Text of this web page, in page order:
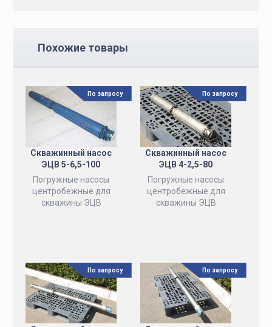
Похожие товары
Скважинный насос
ЭЦВ 5-6,5-100
Погружные насосы
центробежные для
скважины ЭЦВ
По запросу
Скважинный насос
ЭЦВ 4-2,5-80
Погружные насосы
центробежные для
скважины ЭЦВ
По запросу
По запросу По запросу